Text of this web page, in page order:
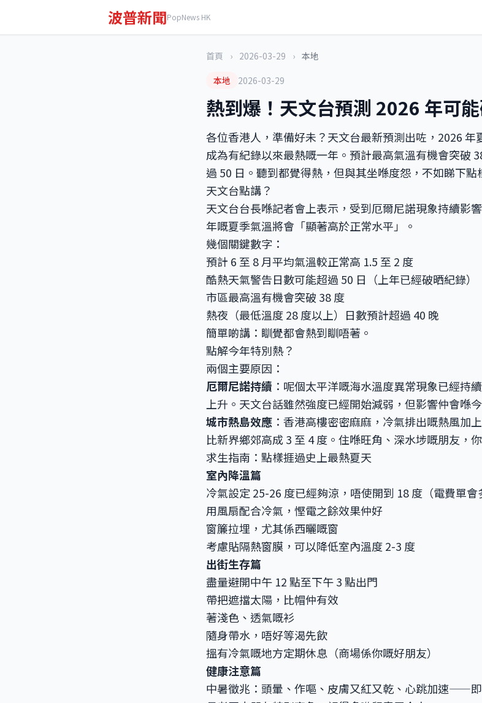
波普新聞PopNews HK
首頁 › 2026-03-29 › 本地
本地
2026-03-29
熱到爆！天文台預測 2026 年可
各位香港人，準備好未？天文台最新預測出咗，2026 年
成為有紀錄以來最熱嘅一年。預計最高氣溫有機會突破
過 50 日。聽到都覺得熱，但與其坐喺度怨，不如睇下點
天文台點講？
天文台台長喺記者會上表示，受到厄爾尼諾現象持續影
年嘅夏季氣溫將會「顯著高於正常水平」。
幾個關鍵數字：
預計 6 至 8 月平均氣溫較正常高 1.5 至 2 度
酷熱天氣警告日數可能超過 50 日（上年已經破晒紀錄）
市區最高溫有機會突破 38 度
熱夜（最低溫度 28 度以上）日數預計超過 40 晚
簡單啲講：瞓覺都會熱到瞓唔著。
點解今年特別熱？
兩個主要原因：
厄爾尼諾持續 ：呢個太平洋嘅海水溫度異常現象已經持
上升。天文台話雖然強度已經開始減弱，但影響仲會喺
城市熱島效應 ：香港高樓密密麻麻，冷氣排出嘅熱風加
比新界鄉郊高成 3 至 4 度。住喺旺角、深水埗嘅朋友，
求生指南：點樣捱過史上最熱夏天
室內降溫篇
冷氣設定 25-26 度已經夠涼，唔使開到 18 度（電費單會
用風扇配合冷氣，慳電之餘效果仲好
窗簾拉埋，尤其係西曬嘅窗
考慮貼隔熱窗膜，可以降低室內溫度 2-3 度
出街生存篇
盡量避開中午 12 點至下午 3 點出門
帶把遮擋太陽，比帽仲有效
著淺色、透氣嘅衫
隨身帶水，唔好等渴先飲
搵有冷氣嘅地方定期休息（商場係你嘅好朋友）
健康注意篇
中暑徵兆：頭暈、作嘔、皮膚又紅又乾、心跳加速——